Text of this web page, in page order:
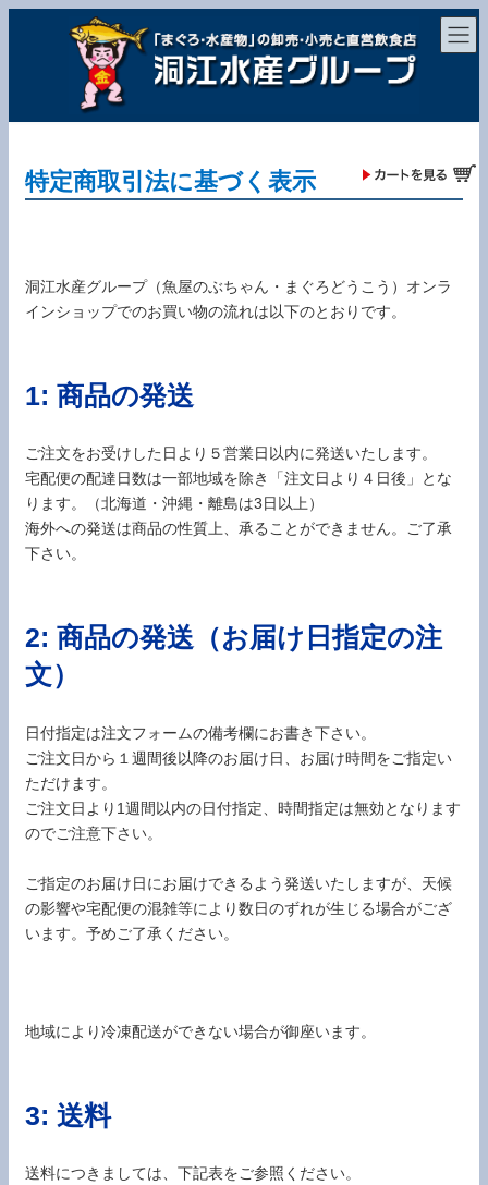
特定商取引法に基づく表示
洞江水産グループ（魚屋のぶちゃん・まぐろどうこう）オンラ
インショップでのお買い物の流れは以下のとおりです。
1: 商品の発送
ご注文をお受けした日より５営業日以内に発送いたします。
宅配便の配達日数は一部地域を除き「注文日より４日後」とな
ります。（北海道・沖縄・離島は3日以上）
海外への発送は商品の性質上、承ることができません。ご了承
下さい。
2: 商品の発送（お届け日指定の注
文）
日付指定は注文フォームの備考欄にお書き下さい。
ご注文日から１週間後以降のお届け日、お届け時間をご指定い
ただけます。
ご注文日より1週間以内の日付指定、時間指定は無効となります
のでご注意下さい。
ご指定のお届け日にお届けできるよう発送いたしますが、天候
の影響や宅配便の混雑等により数日のずれが生じる場合がござ
います。予めご了承ください。
地域により冷凍配送ができない場合が御座います。
3: 送料
送料につきましては、下記表をご参照ください。